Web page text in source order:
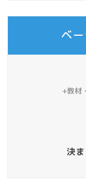
ベ
+教材
決